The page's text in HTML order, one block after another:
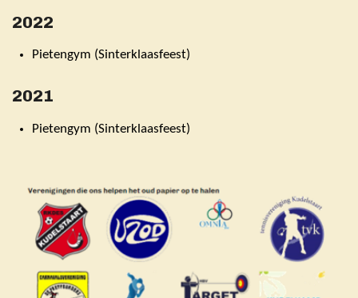
2022
Pietengym (Sinterklaasfeest)
2021
Pietengym (Sinterklaasfeest)